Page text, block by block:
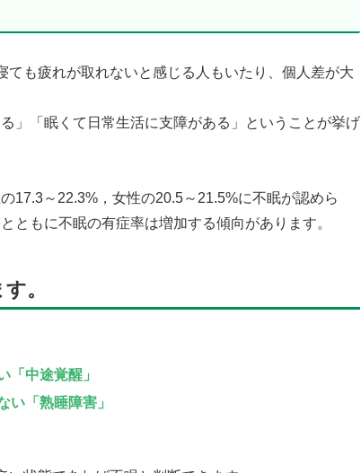
も疲れが取れないと感じる人もいたり、個人差が大
」「眠くて日常生活に支障がある」ということが挙げ
17.3～22.3%，女性の20.5～21.5%に不眠が認めら
ともに不眠の有症率は増加する傾向があります。
。
「中途覚醒」
い「熟睡障害」